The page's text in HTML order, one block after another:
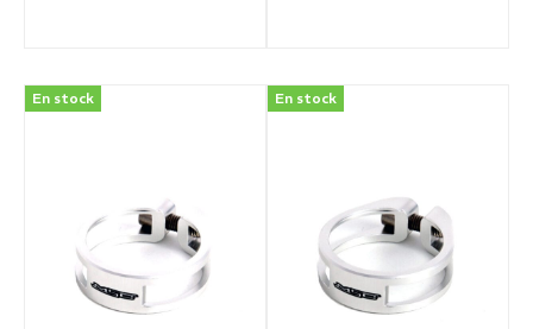
En stock En stock